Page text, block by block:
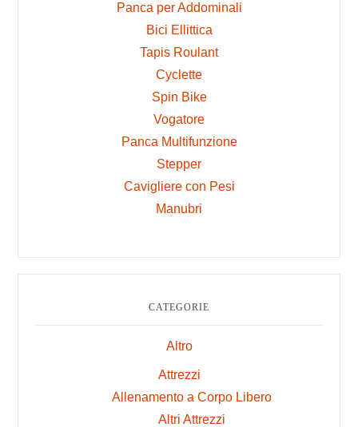
Panca per Addominali
Bici Ellittica
Tapis Roulant
Cyclette
Spin Bike
Vogatore
Panca Multifunzione
Stepper
Cavigliere con Pesi
Manubri
CATEGORIE
Altro
Attrezzi
Allenamento a Corpo Libero
Altri Attrezzi